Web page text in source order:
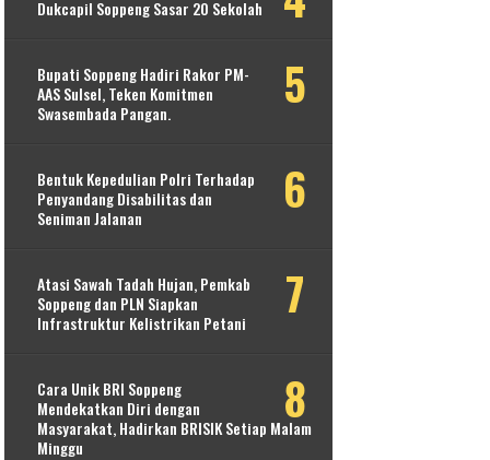
Dukcapil Soppeng Sasar 20 Sekolah
Bupati Soppeng Hadiri Rakor PM-
AAS Sulsel, Teken Komitmen
Swasembada Pangan.
Bentuk Kepedulian Polri Terhadap
Penyandang Disabilitas dan
Seniman Jalanan
Atasi Sawah Tadah Hujan, Pemkab
Soppeng dan PLN Siapkan
Infrastruktur Kelistrikan Petani
Cara Unik BRI Soppeng
Mendekatkan Diri dengan
Masyarakat, Hadirkan BRISIK Setiap Malam
Minggu